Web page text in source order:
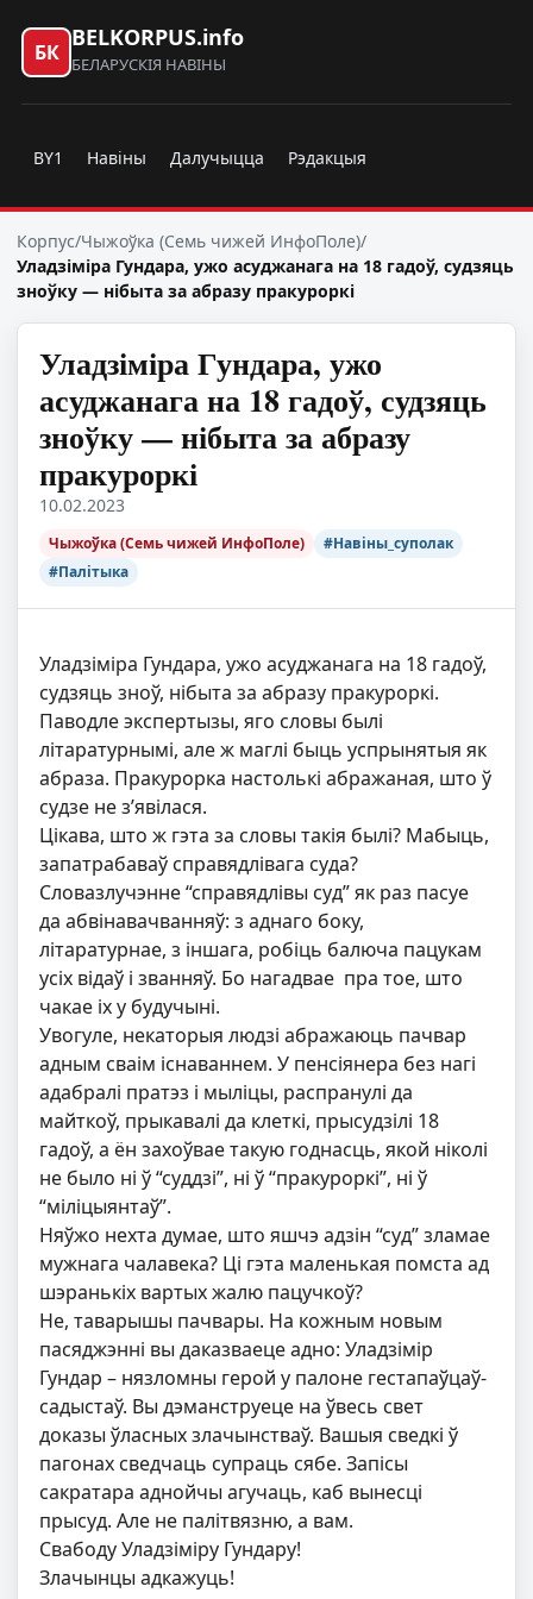
БК
BELKORPUS.info
БЕЛАРУСКІЯ НАВІНЫ
BY1 Навіны Далучыцца Рэдакцыя
Корпус/Чыжоўка (Семь чижей ИнфоПоле)/
Уладзіміра Гундара, ужо асуджанага на 18 гадоў, судзяць
зноўку — нібыта за абразу пракуроркі
Уладзіміра Гундара, ужо
асуджанага на 18 гадоў, судзяць
зноўку — нібыта за абразу
пракуроркі
10.02.2023
Чыжоўка (Семь чижей ИнфоПоле)
#Навіны_суполак
#Палітыка
Уладзіміра Гундара, ужо асуджанага на 18 гадоў,
судзяць зноў, нібыта за абразу пракуроркі.
Паводле экспертызы, яго словы былі
літаратурнымі, але ж маглі быць успрынятыя як
абраза. Пракурорка настолькі абражаная, што ў
судзе не з’явілася.
Цікава, што ж гэта за словы такія былі? Мабыць,
запатрабаваў справядлівага суда?
Словазлучэнне “справядлівы суд” як раз пасуе
да абвінавачванняў: з аднаго боку,
літаратурнае, з іншага, робіць балюча пацукам
усіх відаў і званняў. Бо нагадвае пра тое, што
чакае іх у будучыні.
Увогуле, некаторыя людзі абражаюць пачвар
адным сваім існаваннем. У пенсіянера без нагі
адабралі пратэз і мыліцы, распранулі да
майткоў, прыкавалі да клеткі, прысудзілі 18
гадоў, а ён захоўвае такую годнасць, якой ніколі
не было ні ў “суддзі”, ні ў “пракуроркі”, ні ў
“міліцыянтаў”.
Няўжо нехта думае, што яшчэ адзін “суд” зламае
мужнага чалавека? Ці гэта маленькая помста ад
шэранькіх вартых жалю пацучкоў?
Не, таварышы пачвары. На кожным новым
пасяджэнні вы даказваеце адно: Уладзімір
Гундар – нязломны герой у палоне гестапаўцаў-
садыстаў. Вы дэманструеце на ўвесь свет
доказы ўласных злачынстваў. Вашыя сведкі ў
пагонах сведчаць супраць сябе. Запісы
сакратара аднойчы агучаць, каб вынесці
прысуд. Але не палітвязню, а вам.
Свабоду Уладзіміру Гундару!
Злачынцы адкажуць!